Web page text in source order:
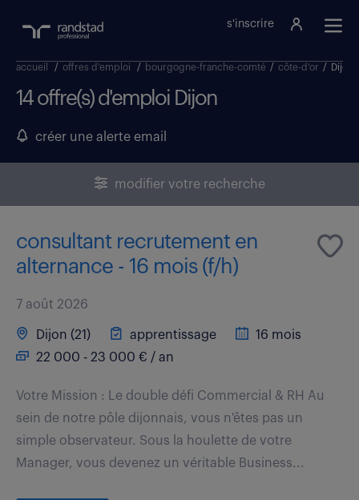
s'inscrire
accueil / offres d'emploi / bourgogne-franche-comté / côte-d'or / Dijon
14 offre(s) d'emploi Dijon
créer une alerte email
modifier votre recherche
consultant recrutement en
alternance - 16 mois (f/h)
7 août 2026
Dijon (21) apprentissage
16 mois
22 000 - 23 000 € / an
Votre Mission : Le double défi Commercial & RH Au
sein de notre pôle dijonnais, vous n'êtes pas un
simple observateur. Sous la houlette de votre
Manager, vous devenez un véritable Business...